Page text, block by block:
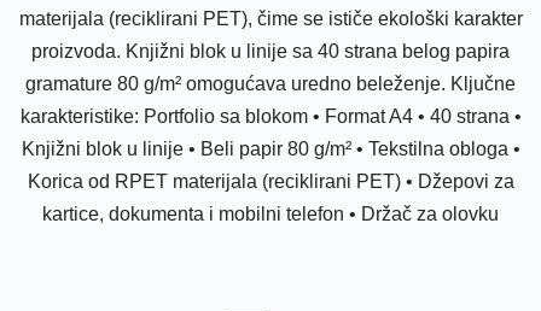
materijala (reciklirani PET), čime se ističe ekološki karakter
proizvoda. Knjižni blok u linije sa 40 strana belog papira
gramature 80 g/m² omogućava uredno beleženje. Ključne
karakteristike: Portfolio sa blokom • Format A4 • 40 strana •
Knjižni blok u linije • Beli papir 80 g/m² • Tekstilna obloga •
Korica od RPET materijala (reciklirani PET) • Džepovi za
kartice, dokumenta i mobilni telefon • Držač za olovku